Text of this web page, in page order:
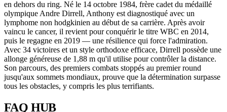
en dehors du ring. Né le 14 octobre 1984, frère cadet du médaillé
olympique Andre Dirrell, Anthony est diagnostiqué avec un
lymphome non hodgkinien au début de sa carrière. Après avoir
vaincu le cancer, il revient pour conquérir le titre WBC en 2014,
puis le regagne en 2019 — une résilience qui force l'admiration.
Avec 34 victoires et un style orthodoxe efficace, Dirrell possède une
allonge généreuse de 1,88 m qu'il utilise pour contrôler la distance.
Son parcours, des premiers combats stoppés au premier round
jusqu'aux sommets mondiaux, prouve que la détermination surpasse
tous les obstacles, y compris les plus terrifiants.
FAQ HUB